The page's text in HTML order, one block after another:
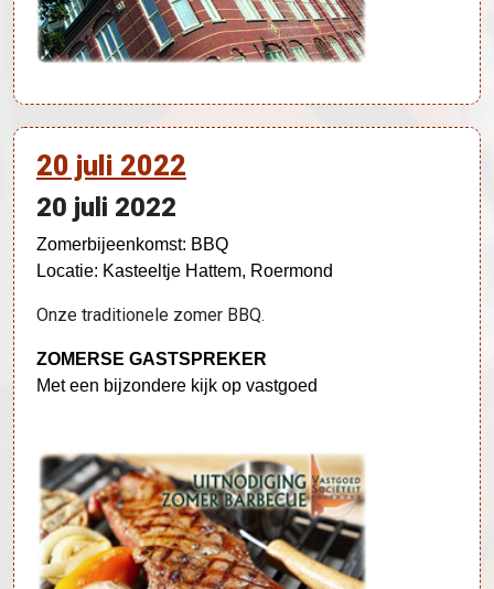
20 juli 2022
20 juli 2022
Zomerbijeenkomst: BBQ
Locatie: Kasteeltje Hattem, Roermond
Onze traditionele zomer BBQ.
ZOMERSE GASTSPREKER
Met een bijzondere kijk op vastgoed